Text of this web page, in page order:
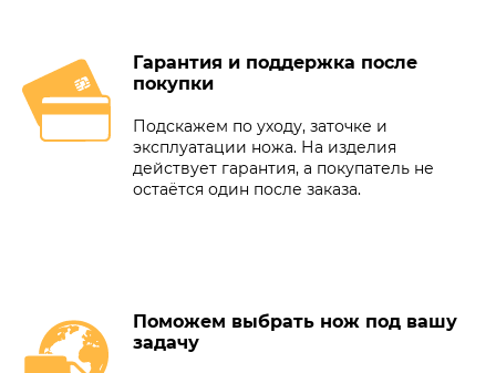
Гарантия и поддержка после
покупки
Подскажем по уходу, заточке и
эксплуатации ножа. На изделия
действует гарантия, а покупатель не
остаётся один после заказа.
Поможем выбрать нож под вашу
задачу